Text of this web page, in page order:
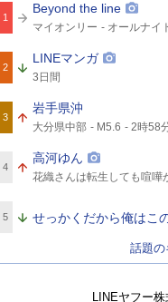
1
Beyond the line
関
連
ー
ド
マイオンリー オールナイ
2
LINEマンガ
関
連
ー
ド
3日間
3
岩手県沖
関
連
ー
ド
大分県中部 M5.6 2時58
4
高河ゆん
関
連
ド
花織さんは転生しても喧嘩
5 せっかくだから俺はこ
話題の
LINEヤフー株